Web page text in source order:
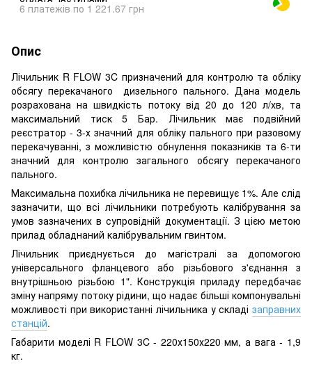
6 платежів по 1 221.67 грн
Опис
Лічильник R FLOW 3C призначений для контролю та обліку
обсягу перекачаного дизельного пального. Дана модель
розрахована на швидкість потоку від 20 до 120 л/хв, та
максимальний тиск 5 Бар. Лічильник має подвійний
реєстратор - 3-х значний для обліку пального при разовому
перекачуванні, з можливістю обнулення показників та 6-ти
значний для контролю загального обсягу перекачаного
пального.
Максимальна похибка лічильника не перевищує 1%. Але слід
зазначити, що всі лічильники потребують калібрування за
умов зазначених в супровідній документації. З цією метою
прилад обладнаний калібрувальним гвинтом.
Лічильник приєднується до магістралі за допомогою
універсального фланцевого або різьбового з'єднання з
внутрішньою різьбою 1". Конструкція приладу передбачає
зміну напряму потоку рідини, що надає більші компонувальні
можливості при використанні лічильника у складі заправних
станцій.
Габарити моделі R FLOW 3C - 220х150х220 мм, а вага - 1,9
кг.